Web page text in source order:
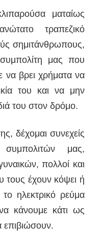
ματαίως
τραπεζικό
σημιτάνθρωπους,
μας που
να βρει χρήματα να
του και να μην
του στον δρόμο.
δέχομαι συνεχείς
μας,
πολλοί και
τους έχουν κόψει ή
ηλεκτρικό ρεύμα
κάνουμε κάτι ως
επιβιώσουν.